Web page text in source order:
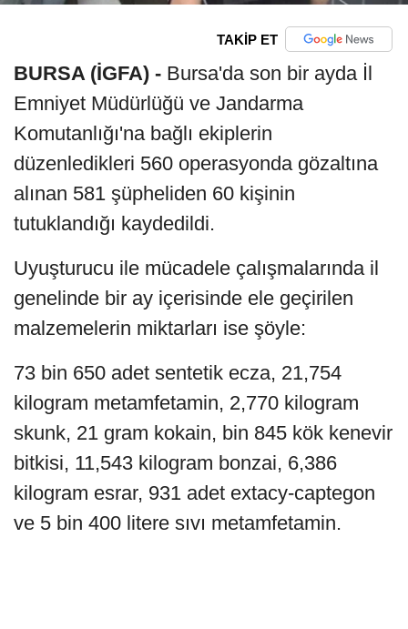
TAKİP ET
BURSA (İGFA) - Bursa'da son bir ayda İl
Emniyet Müdürlüğü ve Jandarma
Komutanlığı'na bağlı ekiplerin
düzenledikleri 560 operasyonda gözaltına
alınan 581 şüpheliden 60 kişinin
tutuklandığı kaydedildi.
Uyuşturucu ile mücadele çalışmalarında il
genelinde bir ay içerisinde ele geçirilen
malzemelerin miktarları ise şöyle:
73 bin 650 adet sentetik ecza, 21,754
kilogram metamfetamin, 2,770 kilogram
skunk, 21 gram kokain, bin 845 kök kenevir
bitkisi, 11,543 kilogram bonzai, 6,386
kilogram esrar, 931 adet extacy-captegon
ve 5 bin 400 litere sıvı metamfetamin.